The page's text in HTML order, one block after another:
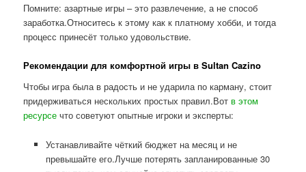
Помните: азартные игры – это развлечение, а не способ
заработка.Относитесь к этому как к платному хобби, и тогда
процесс принесёт только удовольствие.
Рекомендации для комфортной игры в Sultan Cazino
Чтобы игра была в радость и не ударила по карману, стоит
придерживаться нескольких простых правил.Вотв этом
ресурсе что советуют опытные игроки и эксперты:
Устанавливайте чёткий бюджет на месяц и не
превышайте его.Лучше потерять запланированные 30